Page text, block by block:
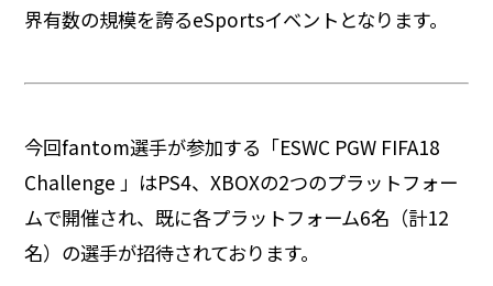
界有数の規模を誇るeSportsイベントとなります。
今回fantom選手が参加する「ESWC PGW FIFA18
Challenge 」はPS4、XBOXの2つのプラットフォー
ムで開催され、既に各プラットフォーム6名（計12
名）の選手が招待されております。